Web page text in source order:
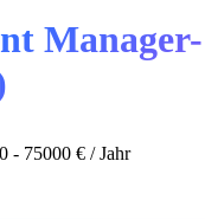
Manager-
- 75000 € / Jahr